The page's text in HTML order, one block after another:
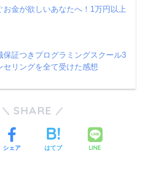
お金が欲しいあなたへ！1万円以上
保証つきプログラミングスクール3
セリングを全て受けた感想
SHARE
シェア はてブ LINE